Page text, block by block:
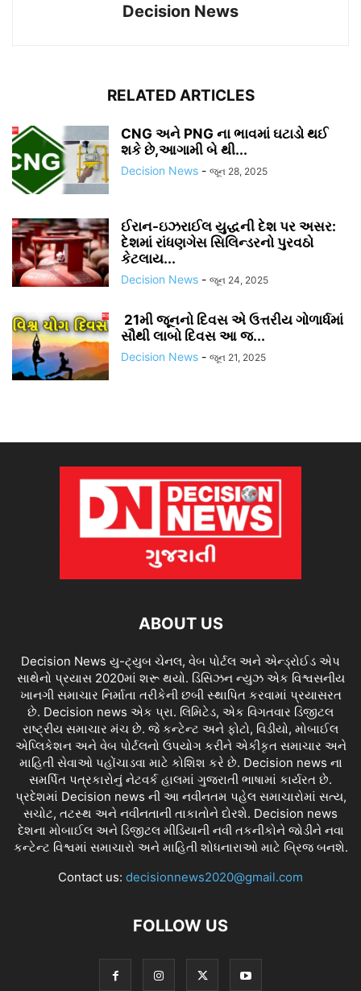
Decision News
RELATED ARTICLES
CNG અને PNG ના ભાવમાં ઘટાડો થઈ
શકે છે,આગામી બે થી...
Decision News - જૂન 28, 2025
ઈરાન-ઇઝરાઈલ યુદ્ધની દેશ પર અસર:
દેશમાં રાંધણગેસ સિલિન્ડરનો પુરવઠો
કેટલાય...
Decision News - જૂન 24, 2025
21મી જૂનનો દિવસ એ ઉત્તરીય ગોળાર્ધમાં
સૌથી લાબો દિવસ આ જ...
Decision News - જૂન 21, 2025
ABOUT US
Decision News યુ-ટ્યુબ ચેનલ, વેબ પોર્ટલ અને એન્ડ્રોઈડ એપ
સાથેનો પ્રયાસ 2020માં શરૂ થયો. ડિસિઝન ન્યુઝ એક વિશ્વસનીય
ખાનગી સમાચાર નિર્માતા તરીકેની છબી સ્થાપિત કરવામાં પ્રયાસરત
છે. Decision news એક પ્રા. લિમિટેડ, એક વિગતવાર ડિજીટલ
રાષ્ટ્રીય સમાચાર મંચ છે. જે કન્ટેન્ટ અને ફોટો, વિડીયો, મોબાઈલ
એપ્લિકેશન અને વેબ પોર્ટલનો ઉપયોગ કરીને એકીકૃત સમાચાર અને
માહિતી સેવાઓ પહોંચાડવા માટે કોશિશ કરે છે. Decision news ના
સમર્પિત પત્રકારોનું નેટવર્ક હાલમાં ગુજરાતી ભાષામાં કાર્યરત છે.
પ્રદેશમાં Decision news ની આ નવીનતમ પહેલ સમાચારોમાં સત્ય,
સચોટ, તટસ્થ અને નવીનતાની તાકાતોને દોરશે. Decision news
દેશના મોબાઈલ અને ડિજીટલ મીડિયાની નવી તકનીકોને જોડીને નવા
કન્ટેન્ટ વિશ્વમાં સમાચારો અને માહિતી શોધનારાઓ માટે બ્રિજ બનશે.
Contact us: decisionnews2020@gmail.com
FOLLOW US